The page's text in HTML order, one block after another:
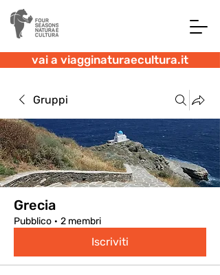
vai a viagginaturaecultura.it
Gruppi
Grecia
Pubblico · 2 membri
Iscriviti